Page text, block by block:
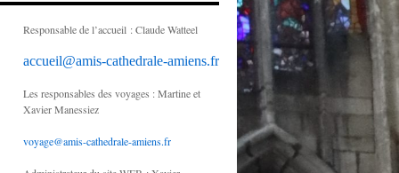
Responsable de l’accueil : Claude Watteel
accueil@amis-cathedrale-amiens.fr
Les responsables des voyages : Martine et
Xavier Manessiez
voyage@amis-cathedrale-amiens.fr